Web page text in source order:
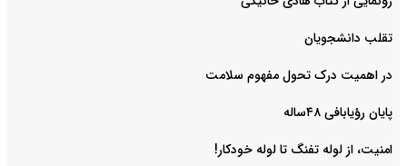
‌تقلب دانشجویان
در اهمیت درک تحول مفهوم سلامت
پایان رؤیابافی ۴۸ساله
امنیت، از لوله تفنگ تا ‌لوله خودکار!